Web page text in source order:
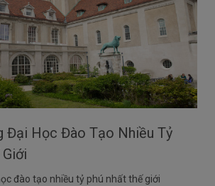
Đại Học Đào Tạo Nhiều Tỷ
đào tạo nhiều tỷ phú nhất thế giới